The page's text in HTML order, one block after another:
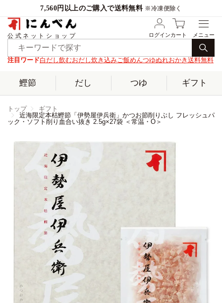
7,560円以上のご購入で送料無料 ※冷凍便除く
公式ネットショップ ログインカート
注目ワード白だし飲むおだし炊き込みご飯めんつゆぬれおかき 送料無料
鰹節 だし つゆ ギフト
トップ
ギフト
近海限定本枯鰹節「伊勢屋伊兵衛」かつお節削りぶし フレッシュパ
ック・ソフト削り血合い抜き 2.5g×27袋 ＜常温・O＞